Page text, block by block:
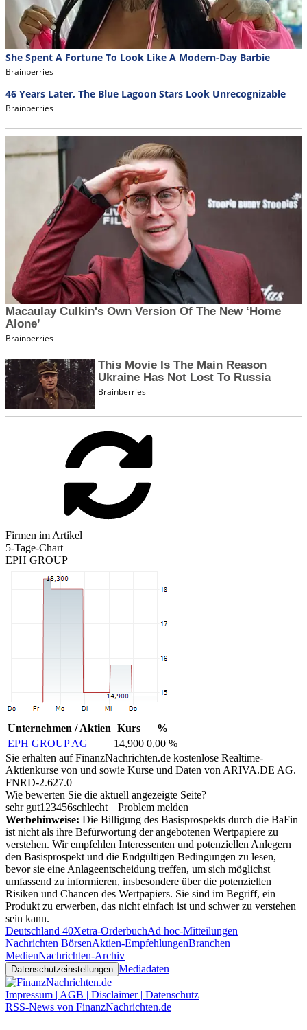
Firmen im Artikel
5-Tage-Chart
EPH GROUP
Unternehmen / Aktien Kurs
%
EPH GROUP AG
14,900 0,00 %
Sie erhalten auf FinanzNachrichten.de kostenlose Realtime-
Aktienkurse von und sowie Kurse und Daten von ARIVA.DE AG.
FNRD-2.627.0
Wie bewerten Sie die aktuell angezeigte Seite?
sehr gut1 23456schlecht
Problem melden
Werbehinweise: Die Billigung des Basisprospekts durch die BaFin
ist nicht als ihre Befürwortung der angebotenen Wertpapiere zu
verstehen. Wir empfehlen Interessenten und potenziellen Anlegern
den Basisprospekt und die Endgültigen Bedingungen zu lesen,
bevor sie eine Anlageentscheidung treffen, um sich möglichst
umfassend zu informieren, insbesondere über die potenziellen
Risiken und Chancen des Wertpapiers. Sie sind im Begriff, ein
Produkt zu erwerben, das nicht einfach ist und schwer zu verstehen
sein kann.
Deutschland 40Xetra-OrderbuchAd hoc-Mitteilungen
Nachrichten BörsenAktien-EmpfehlungenBranchen
MedienNachrichten-Archiv
Datenschutzeinstellungen Mediadaten
Impressum | AGB | Disclaimer | Datenschutz
RSS-News von FinanzNachrichten.de